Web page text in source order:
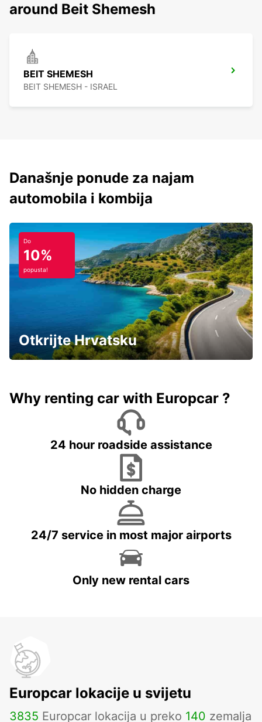
around Beit Shemesh
BEIT SHEMESH
BEIT SHEMESH - ISRAEL
Današnje ponude za najam
automobila i kombija
Do
10%
popusta!
Otkrijte Hrvatsku
Why renting car with Europcar ?
24 hour roadside assistance
No hidden charge
24/7 service in most major airports
Only new rental cars
Europcar lokacije u svijetu
3835 Europcar lokacija u preko 140 zemalja